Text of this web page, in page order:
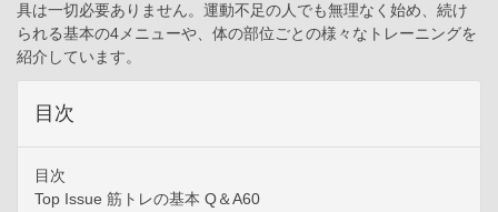
具は一切必要ありません。運動不足の人でも無理なく始め、続け
られる基本の4メニューや、体の部位ごとの様々なトレーニングを
紹介しています。
目次
目次
Top Issue 筋トレの基本 Q＆A60